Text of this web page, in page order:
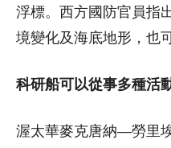
浮標。西方國防官員指
境變化及海底地形，也
科研船可以從事多種活
渥太華麥克唐納—勞里